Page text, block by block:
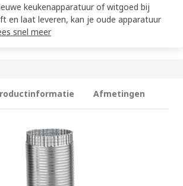
keukenapparatuur of witgoed bij
en laat leveren, kan je oude apparatuur
snel meer
Afmetingen